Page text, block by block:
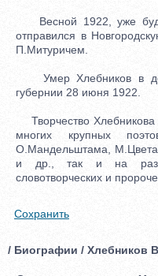
Весной 1922, уже
отправился в
П.Митуричем.
Умер Хлебников в
губернии 28 июня 1922.
Творчество Хлебникова
многих крупных
О.Мандельштама,
и др., так и на
словотворческих и
Сохранить
/ Биографии / Хлебников